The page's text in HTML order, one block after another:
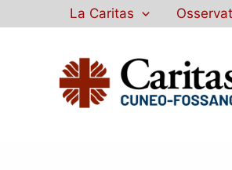
al
La Caritas